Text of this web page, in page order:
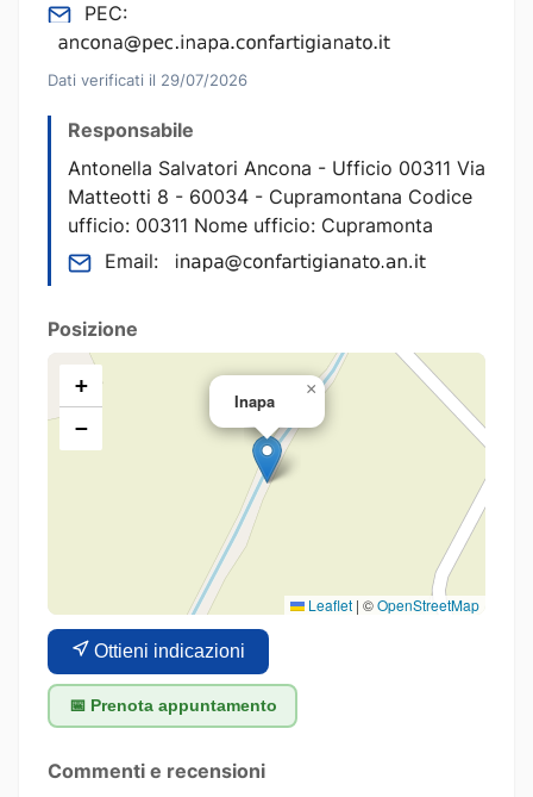
PEC:
Dati verificati il 29/07/2026
Responsabile
Antonella Salvatori Ancona - Ufficio 00311 Via
Matteotti 8 - 60034 - Cupramontana Codice
ufficio: 00311 Nome ufficio: Cupramonta
Email:
Posizione
Inapa
×
+
−
Leaflet | ©OpenStreetMap
Ottieni indicazioni
📅 Prenota appuntamento
Commenti e recensioni